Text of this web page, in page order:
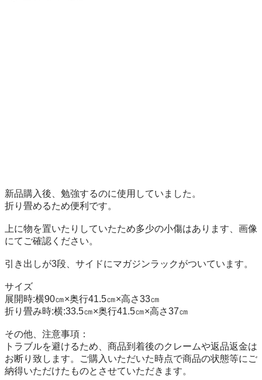
新品購入後、勉強するのに使用していました。
折り畳めるため便利です。
上に物を置いたりしていたため多少の小傷はあります、画像
にてご確認ください。
引き出しが3段、サイドにマガジンラックがついています。
サイズ
展開時:横90㎝×奥行41.5㎝×高さ33㎝
折り畳み時:横:33.5㎝×奥行41.5㎝×高さ37㎝
その他、注意事項：
トラブルを避けるため、商品到着後のクレームや返品返金は
お断り致します。ご購入いただいた時点で商品の状態等にご
納得いただけたものとさせていただきます。